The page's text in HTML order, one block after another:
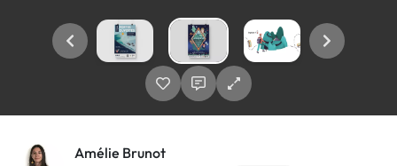
Amélie Brunot